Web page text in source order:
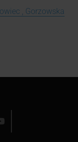
, Gorzowska